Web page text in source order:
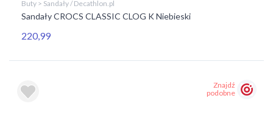
Buty > Sandały / Decathlon.pl
Sandały CROCS CLASSIC CLOG K Niebieski
220,99
Znajdź
podobne